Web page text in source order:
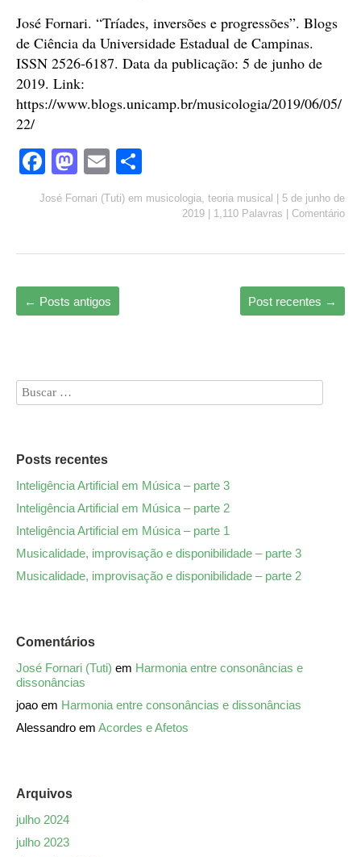
José Fornari. “Tríades, inversões e progressões”. Blogs
de Ciência da Universidade Estadual de Campinas.
ISSN 2526-6187. Data da publicação: 5 de junho de
2019. Link:
https://www.blogs.unicamp.br/musicologia/2019/06/05/
22/
Fa
ce
bo
M
as
to
n
E
m
ail
ha
re
José Fornari (Tuti) em musicologia, teoria musical
5 de junho de
2019
1,110 Palavras Comentário
← Posts antigos Post recentes →
Posts recentes
Inteligência Artificial em Música – parte 3
Inteligência Artificial em Música – parte 2
Inteligência Artificial em Música – parte 1
Musicalidade, improvisação e disponibilidade – parte 3
Musicalidade, improvisação e disponibilidade – parte 2
Comentários
José Fornari (Tuti) em Harmonia entre consonâncias e
dissonâncias
joao em Harmonia entre consonâncias e dissonâncias
Alessandro em Acordes e Afetos
Arquivos
julho 2024
julho 2023